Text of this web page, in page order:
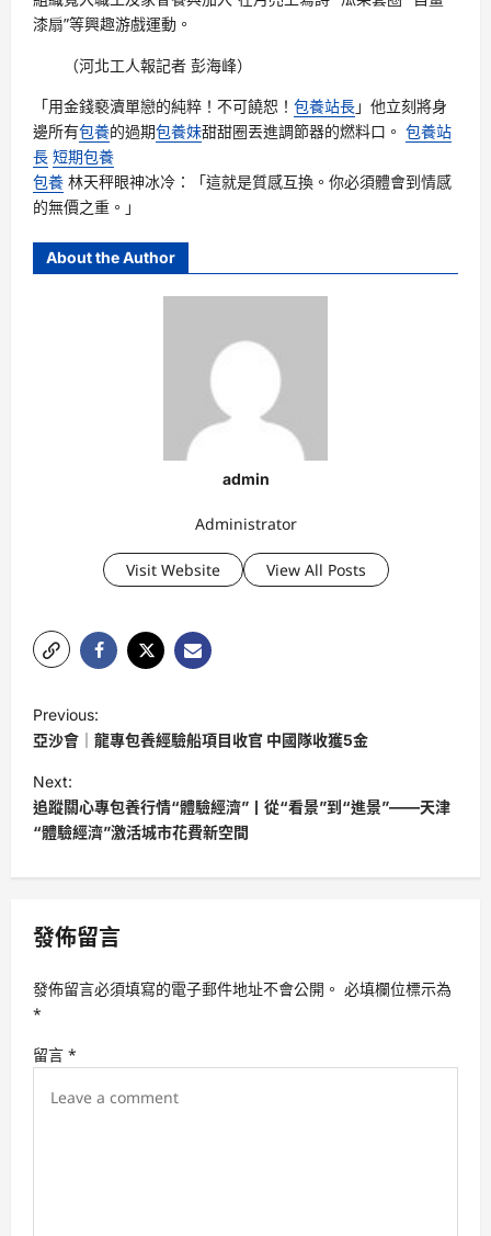
漆扇”等興趣游戲運動。
（河北工人報記者 彭海峰）
「用金錢褻瀆單戀的純粹！不可饒恕！ 包養站長」他立刻將身
邊所有包養的過期包養妹甜甜圈丟進調節器的燃料口。 包養站
長 短期包養
包養 林天秤眼神冰冷：「這就是質感互換。你必須體會到情感
的無價之重。」
About the Author
admin
Administrator
Visit Website View All Posts
o
s
t
n
a
i
a
t
i
Previous:
亞沙會｜龍專包養經驗船項目收官 中國隊收獲5金
Next:
追蹤關心專包養行情“體驗經濟”丨從“看景”到“進景”——天津
“體驗經濟”激活城市花費新空間
發佈留言
發佈留言必須填寫的電子郵件地址不會公開。 必填欄位標示為
*
留言 *